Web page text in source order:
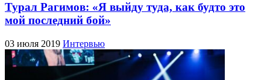
Турал Рагимов: «Я выйду туда, как будто это
мой последний бой»
03 июля 2019 Интервью